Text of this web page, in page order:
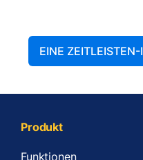
EINE
Produkt
Funktionen